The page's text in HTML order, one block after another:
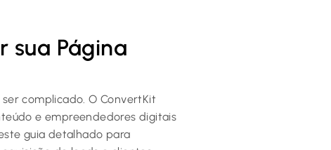
sua Página
complicado. O ConvertKit
e empreendedores digitais
guia detalhado para